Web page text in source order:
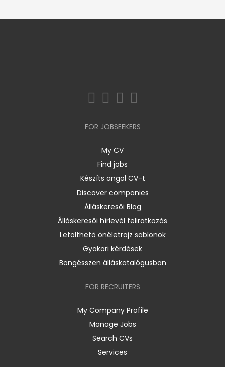
FOR JOBSEEKERS
My CV
Find jobs
Készíts angol CV-t
Discover companies
Álláskeresői Blog
Álláskeresői hírlevél feliratkozás
Letölthető önéletrajz sablonok
Gyakori kérdések
Böngésszen álláskatalógusban
FOR RECRUITERS
My Company Profile
Manage Jobs
Search CVs
Services